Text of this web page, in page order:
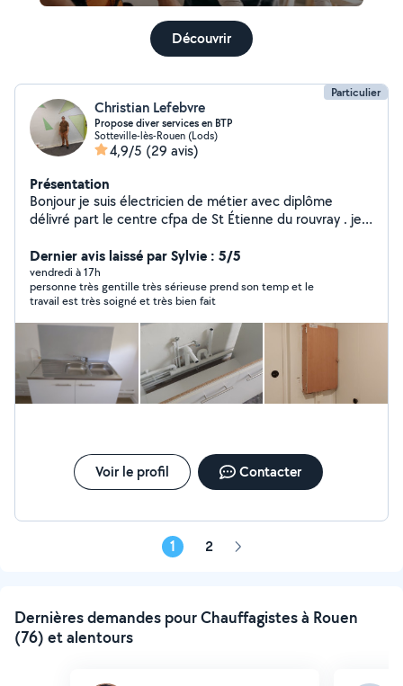
Découvrir
Particulier
Christian Lefebvre
Propose diver services en BTP
Sotteville-lès-Rouen (Lods)
4,9/5 (29 avis)
Présentation
Bonjour je suis électricien de métier avec diplôme
délivré part le centre cfpa de St Étienne du rouvray . je
bande qualico enduit ravalement de façade et divers
autres travaux petite plomberie PVC placo plâtre
revêtement sol PVC parqué flottent suis professionnel
dans mon travail et pour le quel j'ai 7ans d'expérience en
temps que peintre solier polyvalent. je ne donne pas de
prix s'en avoir vue les travaux à réalisés car je ne suis pas
un marchand de tapis voir mes réalisations pour toute
demande ou devis merci de me contacter je peux
justifier que je suis diplômé en électricité sur demande
Dernier avis laissé par Sylvie : 5/5
vendredi à 17h
personne très gentille très sérieuse prend son temp et le
travail est très soigné et très bien fait
Voir le profil Contacter
1 2 Page
Dernières demandes pour Chauffagistes à Rouen
(76) et alentours